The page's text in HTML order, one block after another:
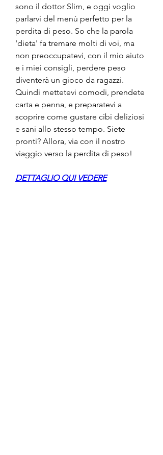
sono il dottor Slim, e oggi voglio
parlarvi del menù perfetto per la
perdita di peso. So che la parola
'dieta' fa tremare molti di voi, ma
non preoccupatevi, con il mio aiuto
e i miei consigli, perdere peso
diventerà un gioco da ragazzi.
Quindi mettetevi comodi, prendete
carta e penna, e preparatevi a
scoprire come gustare cibi deliziosi
e sani allo stesso tempo. Siete
pronti? Allora, via con il nostro
viaggio verso la perdita di peso!
DETTAGLIO QUI VEDERE